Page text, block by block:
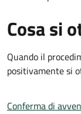
Cosa si
Quando il
positivamente si
Conferma di